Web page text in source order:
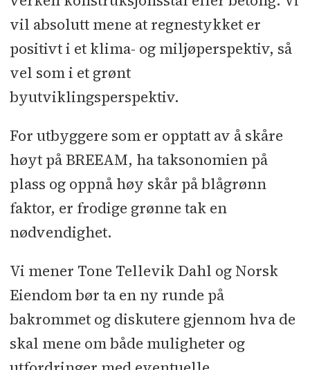
vil absolutt mene at regnestykket er
positivt i et klima- og miljøperspektiv, så
vel som i et grønt
byutviklingsperspektiv.
For utbyggere som er opptatt av å skåre
høyt på BREEAM, ha taksonomien på
plass og oppnå høy skår på blågrønn
faktor, er frodige grønne tak en
nødvendighet.
Vi mener Tone Tellevik Dahl og Norsk
Eiendom bør ta en ny runde på
bakrommet og diskutere gjennom hva de
skal mene om både muligheter og